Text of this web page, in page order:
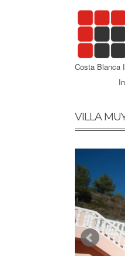
Costa Blanca
VILLA